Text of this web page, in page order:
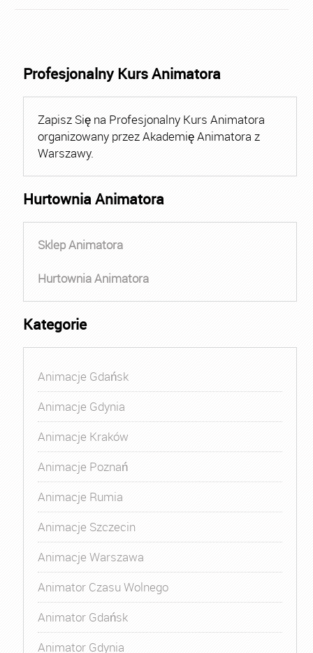
Profesjonalny Kurs Animatora
Zapisz Się na Profesjonalny Kurs Animatora
organizowany przez Akademię Animatora z
Warszawy.
Hurtownia Animatora
Sklep Animatora
Hurtownia Animatora
Kategorie
Animacje Gdańsk
Animacje Gdynia
Animacje Kraków
Animacje Poznań
Animacje Rumia
Animacje Szczecin
Animacje Warszawa
Animator Czasu Wolnego
Animator Gdańsk
Animator Gdynia